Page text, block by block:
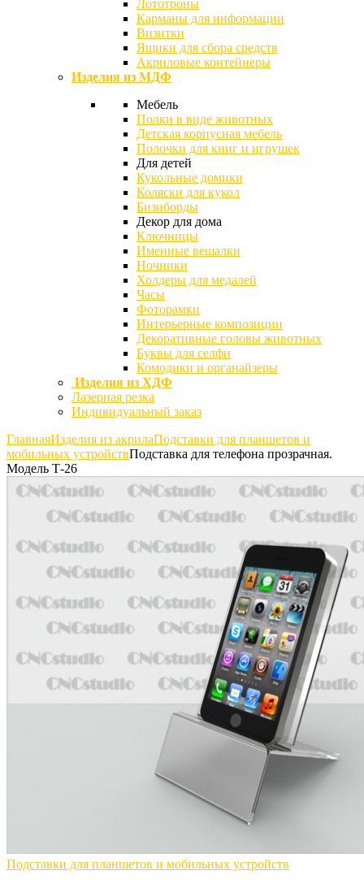
Лототроны
Карманы для информации
Визитки
Ящики для сбора средств
Акриловые контейнеры
Изделия из МДФ
Мебель
Полки в виде животных
Детская корпусная мебель
Полочки для книг и игрушек
Для детей
Кукольные домики
Коляски для кукол
Бизиборды
Декор для дома
Ключницы
Именные вешалки
Ночники
Холдеры для медалей
Часы
Фоторамки
Интерьерные композиции
Декоративные головы животных
Буквы для селфи
Комодики и органайзеры
Изделия из ХДФ
Лазерная резка
Индивидуальный заказ
ГлавнаяИзделия из акрилаПодставки для планшетов и
мобильных устройствПодставка для телефона прозрачная.
Модель Т-26
Подставки для планшетов и мобильных устройств